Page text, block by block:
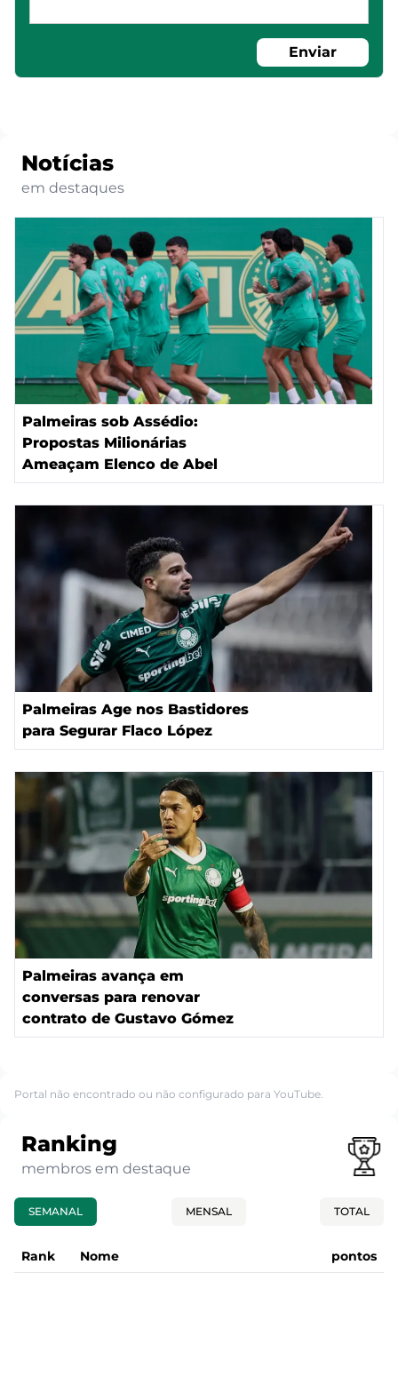
Enviar
Notícias
em destaques
Palmeiras sob Assédio:
Propostas Milionárias
Ameaçam Elenco de Abel
Palmeiras Age nos Bastidores
para Segurar Flaco López
Palmeiras avança em
conversas para renovar
contrato de Gustavo Gómez
Portal não encontrado ou não configurado para YouTube.
Ranking
membros em destaque
SEMANAL MENSAL TOTAL
Rank Nome pontos